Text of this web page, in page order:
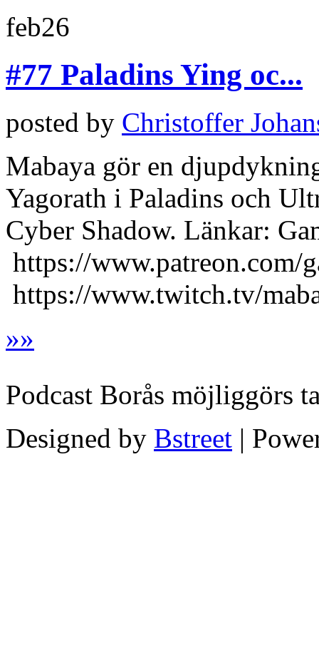
feb26
#77 Paladins Ying oc...
posted by Christoffer
Mabaya gör en
Yagorath i Paladins och
Cyber Shadow. Länkar:
https://www.patreon.com/
https://www.twitch.tv/
»»
Podcast Borås möjliggörs
Designed by Bstreet |